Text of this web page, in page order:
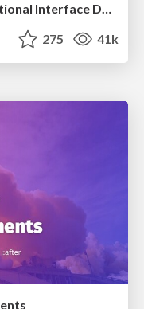
Learning to Love Humans: Emotional Interface Design
275 41k